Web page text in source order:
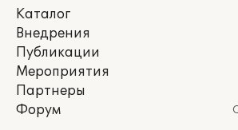
Каталог
Внедрения
Публикации
Мероприятия
Партнеры
Форум